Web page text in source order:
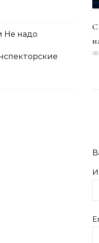
Не надо